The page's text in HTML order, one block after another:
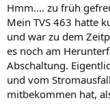
Hmm.... zu früh
Mein TVS 463 hatte
und war zu dem
es noch am
Abschaltung.
und vom
mitbekommen hat,